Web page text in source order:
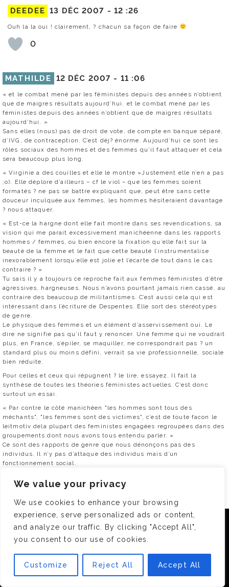
We value your privacy
We use cookies to enhance your browsing
experience, serve personalized ads or content,
and analyze our traffic. By clicking "Accept All",
you consent to our use of cookies.
Customize Reject All Accept All
DEEDEE 13 DÉC 2007 - 12 :26
Ouh la la oui ! clairement, ? chacun sa façon de faire
0
MATHILDE 12 DÉC 2007 - 11 :06
« et le combat mené par les féministes depuis des années n’obtient
que de maigres résultats aujourd’hui. et le combat mené par les
féministes depuis des années n’obtient que de maigres résultats
aujourd’hui. »
Sans elles (nous) pas de droit de vote, de compte en banque séparé,
d’IVG, de contraception. C’est déj? énorme. Aujourd’hui ce sont les
rôles sociaux des hommes et des femmes qu’il faut attaquer et cela
sera beaucoup plus long.
« Virginie a des couilles et elle le montre »Justement elle n’en a pas
;o). Elle déplore d’ailleurs – cf le viol – que les femmes soient
formatés ? ne pas se battre expliquant que, peut être sans cette
douceur inculquée aux femmes, les hommes hésiteraient davantage
? nous attaquer.
« Est-ce la hargne dont elle fait montre dans ses revendications, sa
vision qui me parait excessivement manichéenne dans les rapports
hommes / femmes, ou bien encore la fixation qu’elle fait sur la
beauté de la femme et le fait que cette beauté l’instrumentalise
inexorablement lorsqu’elle est jolie et l’écarte de tout dans le cas
contraire ? »
Tu sais il y a toujours ce reproche fait aux femmes féministes d’être
agressives, hargneuses. Nous n’avons pourtant jamais rien cassé, au
contraire des beaucoup de militantismes. C’est aussi cela qui est
intéressant dans l’écriture de Despentes. Elle sort des stéréotypes
de genre.
Le physique des femmes et un élément d’asservissement oui. Le
dire ne signifie pas qu’il faut y renoncer. Une femme qui ne voudrait
plus, en France, s’épiler, se maquiller, ne correspondrait pas ? un
standard plus ou moins défini, verrait sa vie professionnelle, sociale
bien réduite.
Pour celles et ceux qui répugnent ? le lire, essayez. Il fait la
synthèse de toutes les théories féministes actuelles. C’est donc
surtout un essai.
« Par contre le côté manichéen "les hommes sont tous des
méchants", "les femmes sont des victimes", c’est de toute facon le
leitmotiv dela plupart des feministes engagées regroupées dans des
groupements dont nous avons tous entendu parler. »
Ce sont des rapports de genre que nous dénonçons pas des
individus. Il n’y pas d’attaque des individus mais d’un
fonctionnement social.
lieu de se "plaindre" car elles n’ont pas besoin des hommes pour
plus en plus de femmes atteignent des postes de PDG. »
Taches ménagères encore réservés aux femmes. Parité non atteinte.
Inégalité salariale. Viols. Excisions. Violence conjugale. Ce n’est pas
glamour mais c’est de la violence de genre qu’il faut combattre.
Nous utilisons des cookies pour vous garantir la meilleure
expérience sur notre site. Si vous continuez à utiliser ce
dernier, nous considérerons que vous acceptez l'utilisation des
cookies.
OK